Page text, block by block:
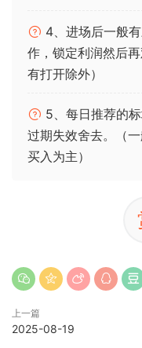
4、进场后一般
作，锁定利润然后
有打开除外）
5、每日推荐的
过期失效舍去。（
买入为主）
上一篇
2025-08-19